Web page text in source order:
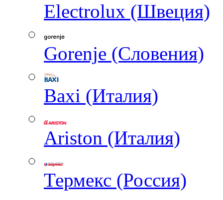
Electrolux (Швеция)
Gorenje (Словения)
Baxi (Италия)
Ariston (Италия)
Термекс (Россия)